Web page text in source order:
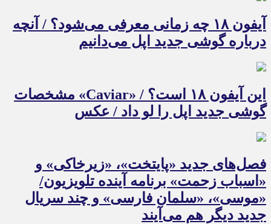
آیفون ۱۸ چه زمانی معرفی می‌شود؟ / آنچه
درباره گوشی جدید اپل می‌دانیم
این آیفون ۱۸ است؟ / «Caviar» مشخصات
گوشی جدید اپل را لو داد / عکس
فصل‌های جدید «پایتخت»، «زیرخاکی» و
«اسباب زحمت» برنامه آینده تلویزیون/
«موسی»، «سلمان فارسی» و چند سریال
جدید دیگر هم می‌آیند